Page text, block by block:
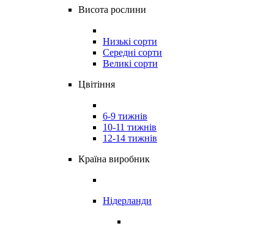
Висота рослини
Низькі сорти
Середні сорти
Великі сорти
Цвітіння
6-9 тижнів
10-11 тижнів
12-14 тижнів
Країна виробник
Нідерланди